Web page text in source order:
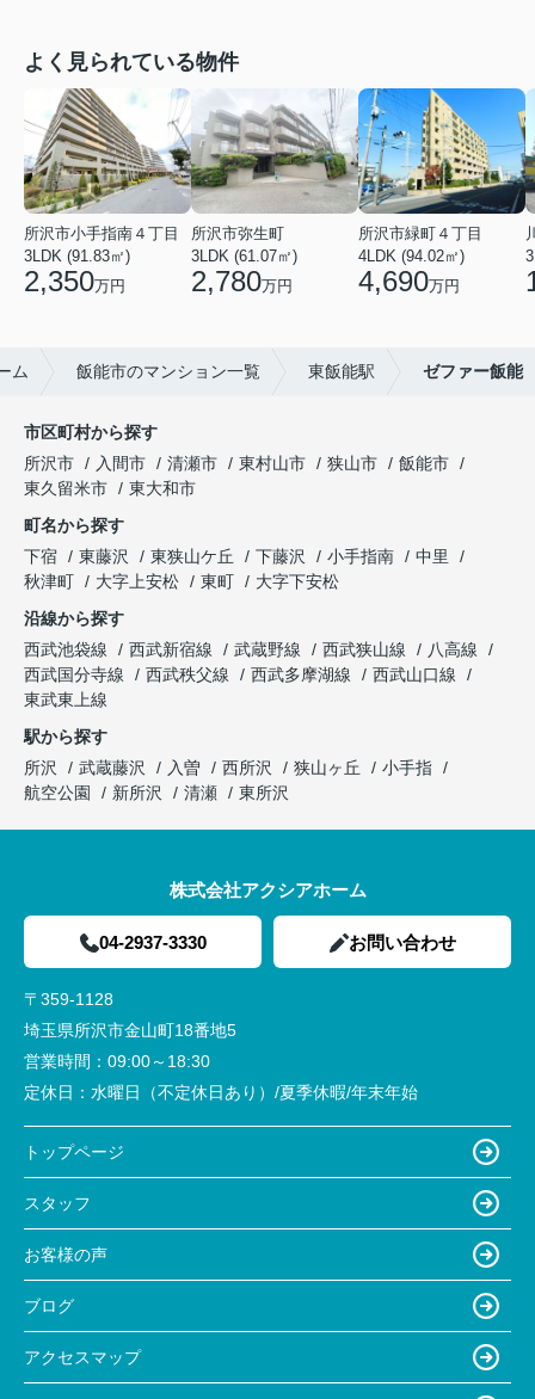
よく見られている物件
所沢市小手指南４丁目
3LDK (91.83㎡)
2,350万円
所沢市弥生町
3LDK (61.07㎡)
2,780万円
所沢市緑町４丁目
4LDK (94.02㎡)
4,690万円
ム 飯能市のマンション一覧 東飯能駅 ゼファー飯能
市区町村から探す
所沢市
入間市 清瀬市 東村山市 狭山市
飯能市
東久留米市
東大和市
町名から探す
下宿
東藤沢 東狭山ケ丘 下藤沢 小手指南
中里
秋津町
大字上安松 東町
大字下安松
沿線から探す
西武池袋線
西武新宿線 武蔵野線 西武狭山線
八高線
西武国分寺線
西武秩父線 西武多摩湖線
西武山口線
東武東上線
駅から探す
所沢
武蔵藤沢 入曽 西所沢 狭山ヶ丘
小手指
航空公園
新所沢 清瀬 東所沢
株式会社アクシアホーム
04-2937-3330 お問い合わせ
〒359-1128
埼玉県所沢市金山町18番地5
営業時間： 09:00～18:30
定休日： 水曜日（不定休日あり）/夏季休暇/年末年始
トップページ
スタッフ
お客様の声
ブログ
アクセスマップ